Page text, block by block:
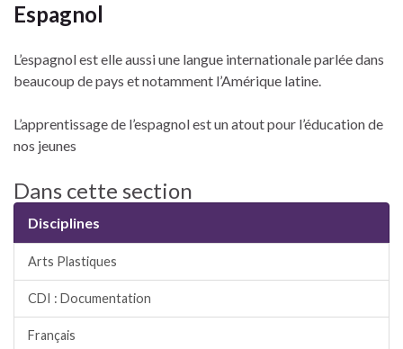
Espagnol
L’espagnol est elle aussi une langue internationale parlée dans
beaucoup de pays et notamment l’Amérique latine.
L’apprentissage de l’espagnol est un atout pour l’éducation de
nos jeunes
Dans cette section
Disciplines
Arts Plastiques
CDI : Documentation
Français